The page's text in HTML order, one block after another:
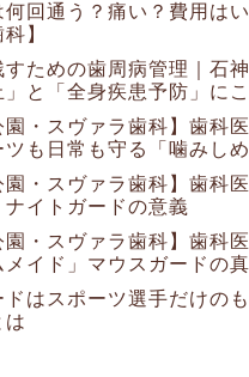
回通う？痛い？費用は
】
すための歯周病管理｜石
」と「全身疾患予防」に
園・スヴァラ歯科】歯科
ツも日常も守る「噛みし
園・スヴァラ歯科】歯科
ナイトガードの意義
園・スヴァラ歯科】歯科
メイド」マウスガードの
ドはスポーツ選手だけの
は